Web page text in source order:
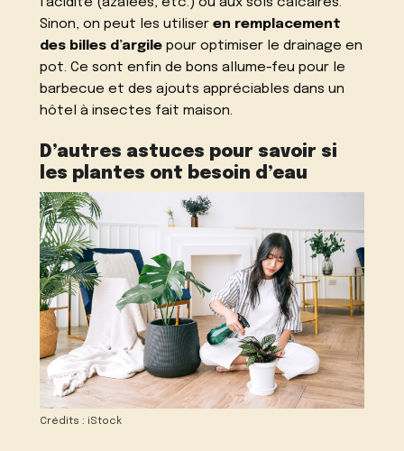
Sinon, on peut les utiliseren remplacement
des billes d’argile pour optimiser le drainage en
pot. Ce sont enfin de bons allume-feu pour le
barbecue et des ajouts appréciables dans un
hôtel à insectes fait maison.
D’autres astuces pour savoir si
les plantes ont besoin d’eau
Crédits : iStock